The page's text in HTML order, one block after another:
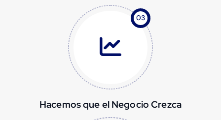
03
Hacemos que el Negocio Crezca